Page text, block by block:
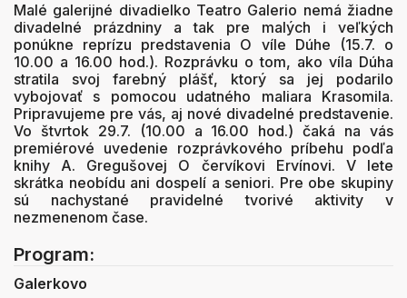
Malé galerijné divadielko Teatro Galerio nemá žiadne
divadelné prázdniny a tak pre malých i veľkých
ponúkne reprízu predstavenia O víle Dúhe (15.7. o
10.00 a 16.00 hod.). Rozprávku o tom, ako víla Dúha
stratila svoj farebný plášť, ktorý sa jej podarilo
vybojovať s pomocou udatného maliara Krasomila.
Pripravujeme pre vás, aj nové divadelné predstavenie.
Vo štvrtok 29.7. (10.00 a 16.00 hod.) čaká na vás
premiérové uvedenie rozprávkového príbehu podľa
knihy A. Gregušovej O červíkovi Ervínovi. V lete
skrátka neobídu ani dospelí a seniori. Pre obe skupiny
sú nachystané pravidelné tvorivé aktivity v
nezmenenom čase.
Program:
Galerkovo